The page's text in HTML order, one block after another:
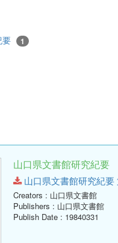
要 1
山口県文書館研究紀要
山口県文書館研究紀要
Creators : 山口県文書館
Publishers : 山口県文書館
Publish Date : 19840331